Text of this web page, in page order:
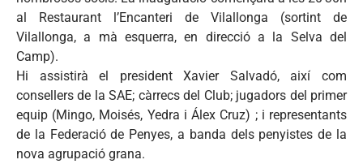
al Restaurant l’Encanteri de Vilallonga (sortint de
Vilallonga, a mà esquerra, en direcció a la Selva del
Camp).
Hi assistirà el president Xavier Salvadó, així com
consellers de la SAE; càrrecs del Club; jugadors del primer
equip (Mingo, Moisés, Yedra i Álex Cruz) ; i representants
de la Federació de Penyes, a banda dels penyistes de la
nova agrupació grana.